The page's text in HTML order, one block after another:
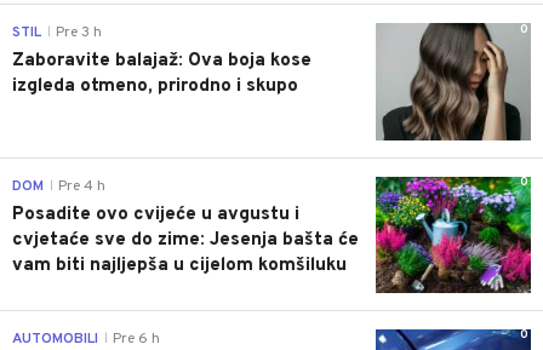
0
STIL Pre 3 h
Zaboravite balajaž: Ova boja kose
izgleda otmeno, prirodno i skupo
0
DOM Pre 4 h
Posadite ovo cvijeće u avgustu i
cvjetaće sve do zime: Jesenja bašta će
vam biti najljepša u cijelom komšiluku
0
AUTOMOBILI Pre 6 h